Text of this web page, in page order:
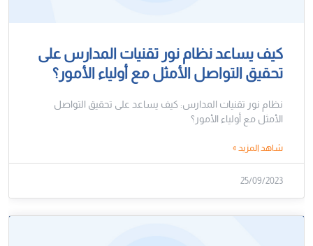
كيف يساعد نظام نور تقنيات المدارس على
تحقيق التواصل الأمثل مع أولياء الأمور؟
نظام نور تقنيات المدارس: كيف يساعد على تحقيق التواصل
الأمثل مع أولياء الأمور؟
شاهد المزيد »
25/09/2023